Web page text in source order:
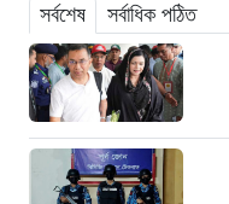
সর্বশেষ সর্বাধিক পঠিত